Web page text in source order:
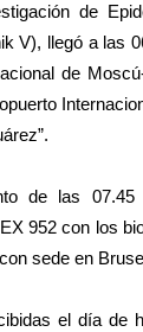
de
V), llegó a las
de
de las
952 con los
sede en
el día de